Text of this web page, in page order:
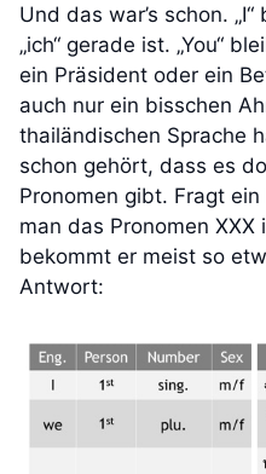
Und das war’s schon.
„ich“ gerade ist. „You“
ein Präsident oder ein
auch nur ein bisschen
thailändischen Sprache
schon gehört, dass es
Pronomen gibt. Fragt
man das Pronomen XXX
bekommt er meist so
Antwort: